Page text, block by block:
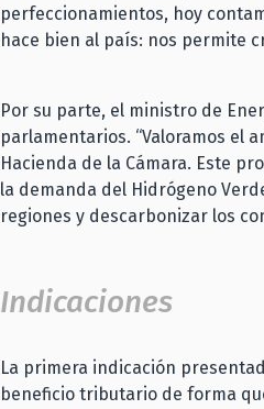
perfeccionamientos, hoy
hace bien al país: nos permite
Por su parte, el ministro de
parlamentarios. “Valoramos el
Hacienda de la Cámara. Este
la demanda del Hidrógeno
regiones y descarbonizar los
Indicaciones
La primera indicación
beneficio tributario de forma